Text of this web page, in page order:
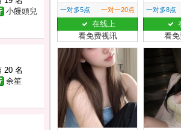
小饅頭兒
20 名
余笙
一对多5点 一对一20点
在线上
看免费视讯
一对多8点
看